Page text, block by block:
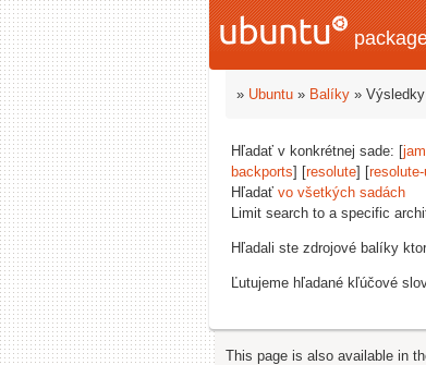
» Ubuntu » Balíky »
Hľadať v konkrétnej sade: [
backports] [resolute] [
Hľadať vo všetkých sadách
Limit search to a specific
Hľadali ste zdrojové balíky
Ľutujeme hľadané kľúčové
This page is also available in